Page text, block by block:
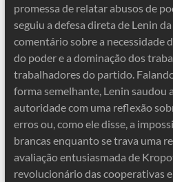
promessa de relatar abusos de
seguiu a defesa direta de Lenin
comentário sobre a necessidade
do poder e a dominação dos
trabalhadores do partido.
forma semelhante, Lenin saudou
autoridade com uma reflexão
erros ou, como ele disse, a
brancas enquanto se trava uma
avaliação entusiasmada de
revolucionário das cooperativas